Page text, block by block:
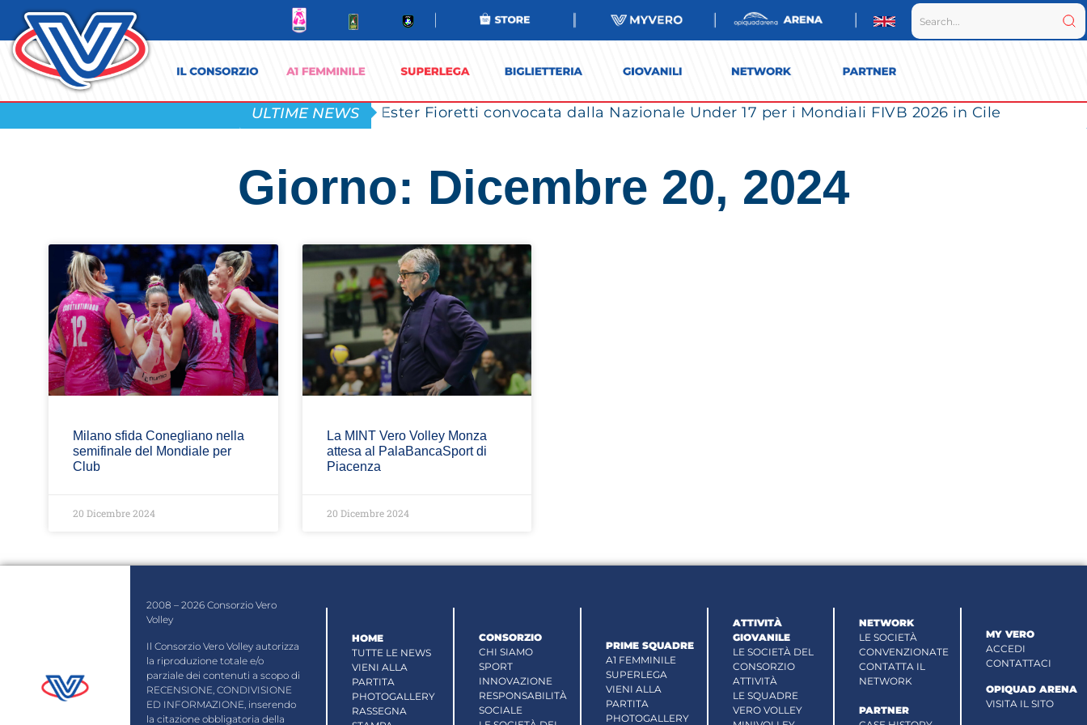
ULTIME NEWS Ester Fioretti convocata dalla Nazionale Under 17 per i Mondiali FIVB 2026 in Cile
Giorno: Dicembre 20, 2024
Milano sfida Conegliano nella
semifinale del Mondiale per
Club
20 Dicembre 2024
La MINT Vero Volley Monza
attesa al PalaBancaSport di
Piacenza
20 Dicembre 2024
2008 – 2026 Consorzio Vero
Volley
Il Consorzio Vero Volley autorizza
la riproduzione totale e/o
parziale dei contenuti a scopo di
RECENSIONE, CONDIVISIONE
ED INFORMAZIONE, inserendo
la citazione obbligatoria della
HOME
TUTTE LE NEWS
VIENI ALLA
PARTITA
PHOTOGALLERY
RASSEGNA
CONSORZIO
CHI SIAMO
SPORT
INNOVAZIONE
RESPONSABILITÀ
SOCIALE
PRIME SQUADRE
A1 FEMMINILE
SUPERLEGA
VIENI ALLA
PARTITA
PHOTOGALLERY
ATTIVITÀ
GIOVANILE
LE SOCIETÀ DEL
CONSORZIO
ATTIVITÀ
LE SQUADRE
VERO VOLLEY
NETWORK
LE SOCIETÀ
CONVENZIONATE
CONTATTA IL
NETWORK
PARTNER
MY VERO
ACCEDI
CONTATTACI
OPIQUAD ARENA
VISITA IL SITO